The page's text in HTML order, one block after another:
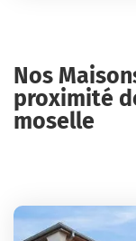
Nos
proximité
moselle